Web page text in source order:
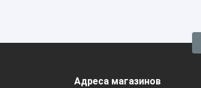
Адреса магазинов